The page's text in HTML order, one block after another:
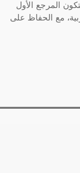
المرجع الأول
مع الحفاظ على